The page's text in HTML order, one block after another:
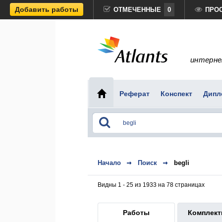
Добавить работы ОТМЕЧЕННЫЕ 0
Реферат Конспект
Начало Поиск begli
Видны 1 - 25 из 1933 на 78 страницах
Работы